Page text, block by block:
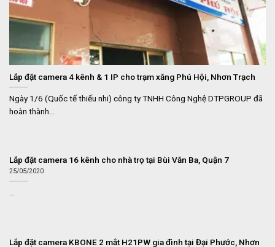
Lắp đặt camera 4 kênh & 1 IP cho trạm xăng Phú Hội, Nhơn Trạch
Ngày 1/6 (Quốc tế thiếu nhi) công ty TNHH Công Nghệ DTPGROUP đã
hoàn thành...
Lắp đặt camera 16 kênh cho nhà trọ tại Bùi Văn Ba, Quận 7
25/05/2020
Lắp đặt camera KBONE 2 mắt H21PW gia đình tại Đại Phước, Nhơn